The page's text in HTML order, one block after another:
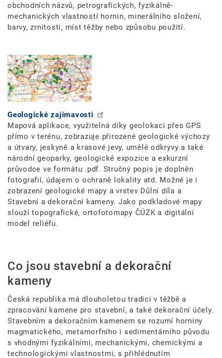
obchodních názvů, petrografických, fyzikálně-
mechanických vlastností hornin, minerálního složení,
barvy, zrnitosti, míst těžby nebo způsobu použití.
Geologické zajímavosti
Mapová aplikace, využitelná díky geolokaci přes GPS
přímo v terénu, zobrazuje přirozené geologické výchozy
a útvary, jeskyně a krasové jevy, umělé odkryvy a také
národní geoparky, geologické expozice a exkurzní
průvodce ve formátu .pdf. Stručný popis je doplněn
fotografií, údajem o ochraně lokality atd. Možné je i
zobrazení geologické mapy a vrstev Důlní díla a
Stavební a dekorační kameny. Jako podkladové mapy
slouží topografické, ortofotomapy ČÚZK a digitální
model reliéfu.
Co jsou stavební a dekorační
kameny
Česká republika má dlouholetou tradici v těžbě a
zpracování kamene pro stavební, a také dekorační účely.
Stavebním a dekoračním kamenem se rozumí horniny
magmatického, metamorfního i sedimentárního původu
s vhodnými fyzikálními, mechanickými, chemickými a
technologickými vlastnostmi, s přihlédnutím